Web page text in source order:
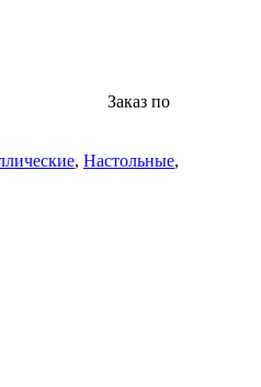
Заказ по
, Настольные,